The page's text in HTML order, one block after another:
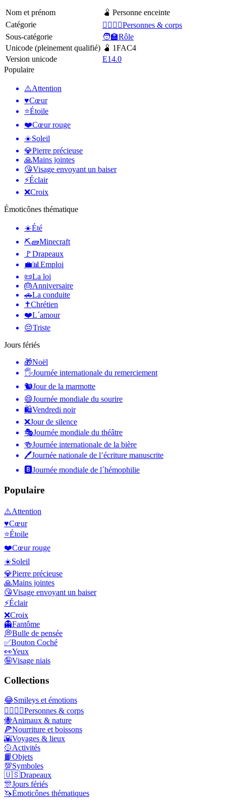
Nom et prénom
🫄 Personne enceinte
Catégorie
👩‍❤️‍💋‍👨Personnes & corps
Sous-catégorie
🧑‍🏫Rôle
Unicode (pleinement qualifié) 🫄 1FAC4
Version unicode
E14.0
Populaire
⚠️Attention
♥️Cœur
⭐Étoile
❤️Cœur rouge
☀️Soleil
💎Pierre précieuse
🙏Mains jointes
😘Visage envoyant un baiser
⚡Éclair
❌Croix
Émoticônes thématique
☀️Été
⛏🧱Minecraft
🚩Drapeaux
💼📊 Emploi
📜La loi
🎂Anniversaire
🚗La conduite
✝️Chrétien
❤️L´amour
😔Triste
Jours fériés
🎁Noël
🖐Journée internationale du remerciement
🐿Jour de la marmotte
😄Journée mondiale du sourire
🛍Vendredi noir
❌Jour de silence
🎭Journée mondiale du théâtre
🍻Journée internationale de la bière
🖊Journée nationale de l’écriture manuscrite
🅱️Journée mondiale de l´hémophilie
Populaire
⚠️Attention
♥️Cœur
⭐Étoile
❤️Cœur rouge
☀️Soleil
💎Pierre précieuse
🙏Mains jointes
😘Visage envoyant un baiser
⚡Éclair
❌Croix
👻Fantôme
💭Bulle de pensée
✅Bouton Coché
👀Yeux
🤪Visage niais
Collections
😂Smileys et émotions
👩‍❤️‍💋‍👨Personnes & corps
🐝Animaux & nature
🍕Nourriture et boissons
🌇Voyages & lieux
🥎Activités
📙Objets
💯Symboles
🇺🇸Drapeaux
🎊Jours fériés
🦄Émoticônes thématiques